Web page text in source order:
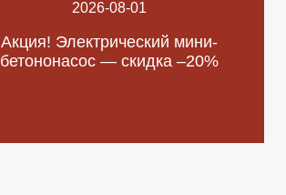
2026-08-01
Акция! Электрический мини-
бетононасос — скидка –20%